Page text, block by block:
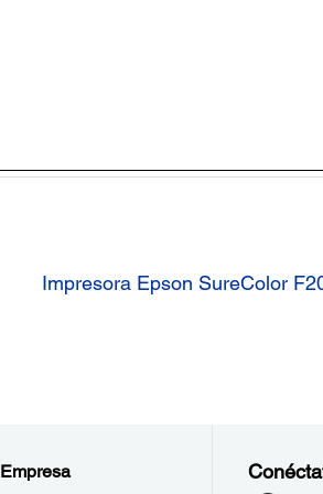
Impresora Epson SureColor
Empresa